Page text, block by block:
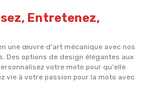
Entretenez,
une œuvre d'art mécanique avec nos
Des options de design élégantes aux
votre moto pour qu'elle
vie à votre passion pour la moto avec